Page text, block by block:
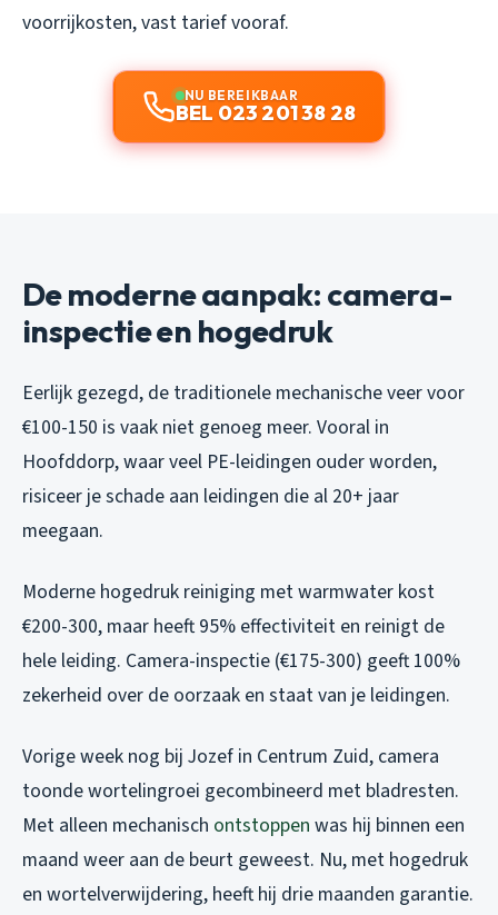
voorrijkosten, vast tarief vooraf.
NU BEREIKBAAR
BEL 023 201 38 28
De moderne aanpak: camera-
inspectie en hogedruk
Eerlijk gezegd, de traditionele mechanische veer voor
€100-150 is vaak niet genoeg meer. Vooral in
Hoofddorp, waar veel PE-leidingen ouder worden,
risiceer je schade aan leidingen die al 20+ jaar
meegaan.
Moderne hogedruk reiniging met warmwater kost
€200-300, maar heeft 95% effectiviteit en reinigt de
hele leiding. Camera-inspectie (€175-300) geeft 100%
zekerheid over de oorzaak en staat van je leidingen.
Vorige week nog bij Jozef in Centrum Zuid, camera
toonde wortelingroei gecombineerd met bladresten.
Met alleen mechanisch ontstoppen was hij binnen een
maand weer aan de beurt geweest. Nu, met hogedruk
en wortelverwijdering, heeft hij drie maanden garantie.